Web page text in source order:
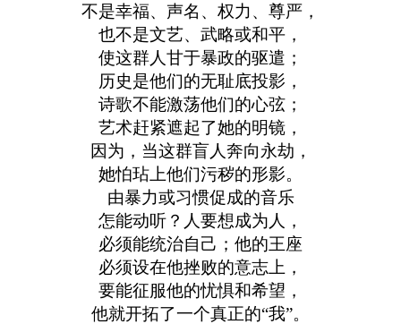
不是幸福、声名、权力、尊严，
也不是文艺、武略或和平，
使这群人甘于暴政的驱遣；
历史是他们的无耻底投影，
诗歌不能激荡他们的心弦；
艺术赶紧遮起了她的明镜，
因为，当这群盲人奔向永劫，
她怕玷上他们污秽的形影。
由暴力或习惯促成的音乐
怎能动听？人要想成为人，
必须能统治自己；他的王座
必须设在他挫败的意志上，
要能征服他的忧惧和希望，
他就开拓了一个真正的“我”。